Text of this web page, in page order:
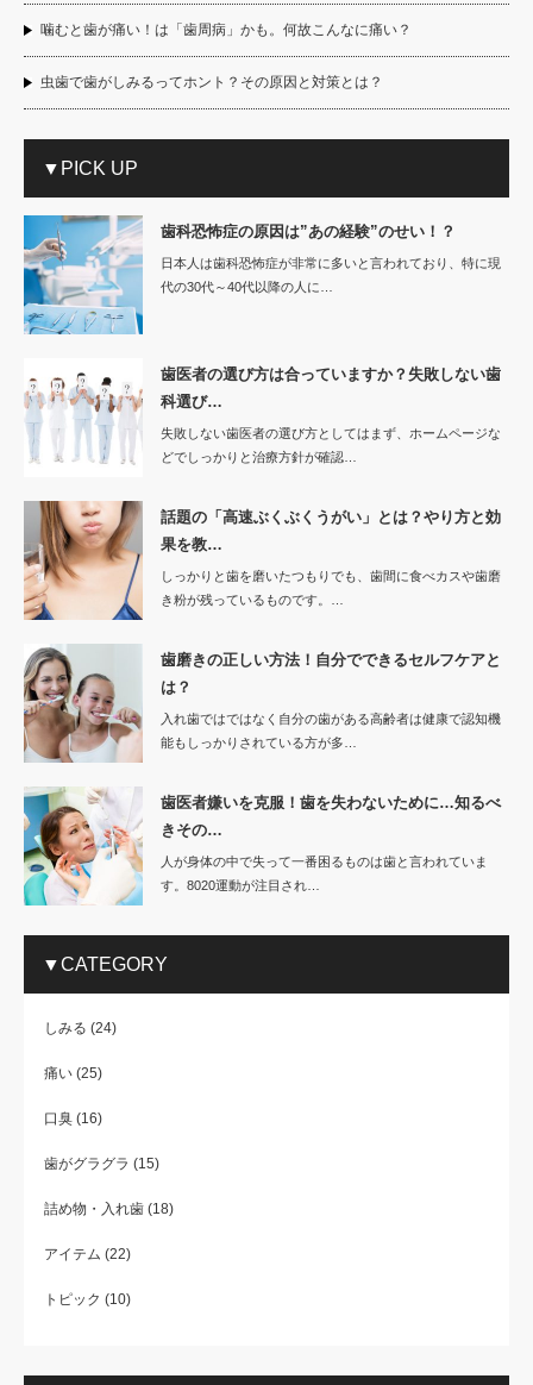
噛むと歯が痛い！は「歯周病」かも。何故こんなに痛い？
虫歯で歯がしみるってホント？その原因と対策とは？
▼PICK UP
歯科恐怖症の原因は”あの経験”のせい！？
日本人は歯科恐怖症が非常に多いと言われており、特に現
代の30代～40代以降の人に…
歯医者の選び方は合っていますか？失敗しない歯
科選び…
失敗しない歯医者の選び方としてはまず、ホームページな
どでしっかりと治療方針が確認…
話題の「高速ぶくぶくうがい」とは？やり方と効
果を教…
しっかりと歯を磨いたつもりでも、歯間に食べカスや歯磨
き粉が残っているものです。…
歯磨きの正しい方法！自分でできるセルフケアと
は？
入れ歯ではではなく自分の歯がある高齢者は健康で認知機
能もしっかりされている方が多…
歯医者嫌いを克服！歯を失わないために…知るべ
きその…
人が身体の中で失って一番困るものは歯と言われていま
す。8020運動が注目され…
▼CATEGORY
しみる (24)
痛い (25)
口臭 (16)
歯がグラグラ (15)
詰め物・入れ歯 (18)
アイテム (22)
トピック (10)